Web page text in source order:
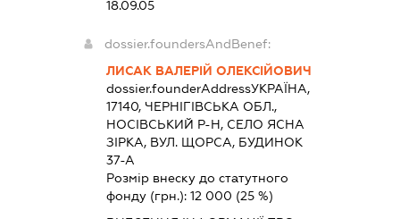
18.09.05
dossier.foundersAndBenef:
ЛИСАК ВАЛЕРІЙ ОЛЕКСІЙОВИЧ
dossier.founderAddressУКРАЇНА,
17140, ЧЕРНІГІВСЬКА ОБЛ.,
НОСІВСЬКИЙ Р-Н, СЕЛО ЯСНА
ЗІРКА, ВУЛ. ЩОРСА, БУДИНОК
37-А
Розмір внеску до статутного
фонду (грн.):12 000 (25 %)